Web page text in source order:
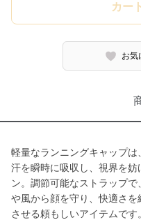
カー
お気
軽量なランニングキャップは
汗を瞬時に吸収し、視界を
ン。調節可能なストラップ
や風から顔を守り、快適さ
させる頼もしいアイテムで